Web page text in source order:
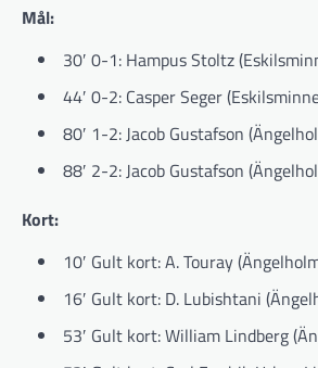
Mål:
30′ 0-1: Hampus Stoltz
44′ 0-2: Casper Seger
80′ 1-2: Jacob Gustafson
88′ 2-2: Jacob Gustafson
Kort:
10′ Gult kort: A. Touray
16′ Gult kort: D. Lubishtani
53′ Gult kort: William Lindberg